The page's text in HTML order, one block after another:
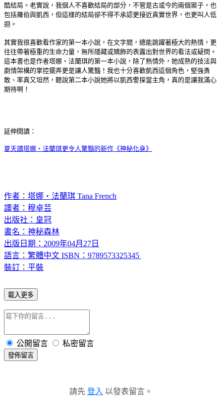
酷結局。老實說，我個人不喜歡結局的部分，不管是古或今的兩個案子，也
包括羅伯與凱西，但這樣的結局卻不得不承認更接近真實世界，也更叫人低
迴。
其實我很喜歡看作家的第一本小說，在文字間，總能跳躍著極大的熱情，更
往往帶著極重的生命力量，無所隱藏或矯飾的表露出對世界的看法或疑問。
這本書也是作者塔娜‧法蘭琪的第一本小說，除了熱情外，她成熟的技法與
劇情架構的掌控擺弄更是讓人驚豔！我也十分喜歡凱西這個角色，堅強勇
敢、率真又坦然，聽說第二本小說她將以凱西警探當主角，真的是讓我滿心
期待啊！
延伸閱讀：
夏天讀塔娜‧法蘭琪更令人驚豔的新作《神秘化身》
作者：塔娜‧法蘭琪 Tana French
譯者： 穆卓芸
出版社：皇冠
書名：神秘森林
出版日期：2009年04月27日
語言：繁體中文 ISBN：9789573325345
裝訂：平裝
載入更多
公開留言 私密留言
發佈留言
請先 登入 以發表留言。